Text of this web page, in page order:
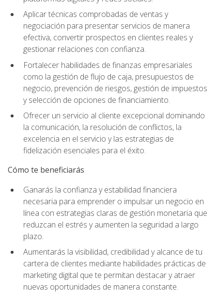
Aplicar técnicas comprobadas de ventas y
negociación para presentar servicios de manera
efectiva, convertir prospectos en clientes reales y
gestionar relaciones con confianza.
Fortalecer habilidades de finanzas empresariales
como la gestión de flujo de caja, presupuestos de
negocio, prevención de riesgos, gestión de impuestos
y selección de opciones de financiamiento.
Ofrecer un servicio al cliente excepcional dominando
la comunicación, la resolución de conflictos, la
excelencia en el servicio y las estrategias de
fidelización esenciales para el éxito.
Cómo te beneficiarás
Ganarás la confianza y estabilidad financiera
necesaria para emprender o impulsar un negocio en
línea con estrategias claras de gestión monetaria que
reduzcan el estrés y aumenten la seguridad a largo
plazo.
Aumentarás la visibilidad, credibilidad y alcance de tu
cartera de clientes mediante habilidades prácticas de
marketing digital que te permitan destacar y atraer
nuevas oportunidades de manera constante.